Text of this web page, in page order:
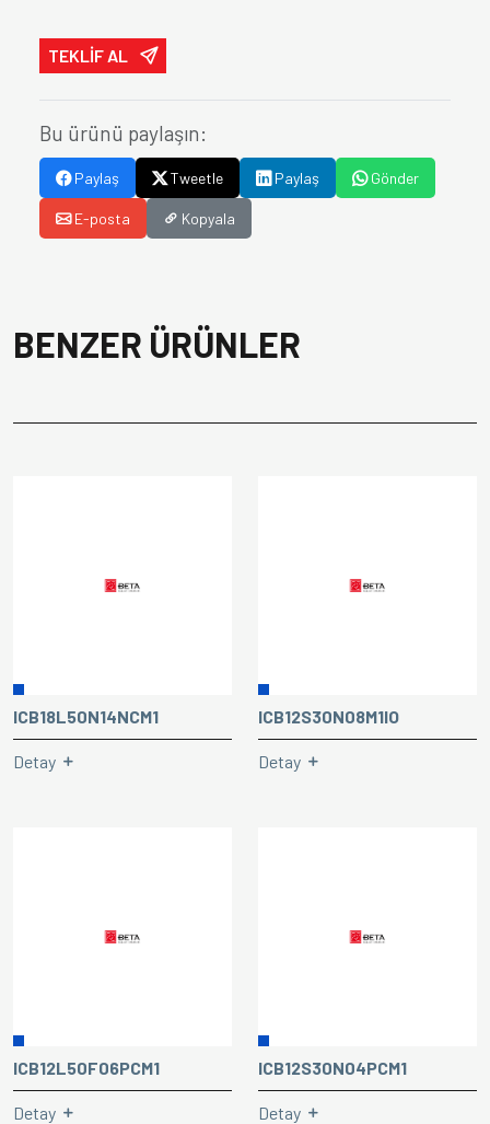
TEKLİF AL
Bu ürünü paylaşın:
Paylaş Tweetle Paylaş Gönder
E-posta Kopyala
BENZER ÜRÜNLER
ICB18L50N14NCM1
Detay
ICB12S30N08M1IO
Detay
ICB12L50F06PCM1
Detay
ICB12S30N04PCM1
Detay